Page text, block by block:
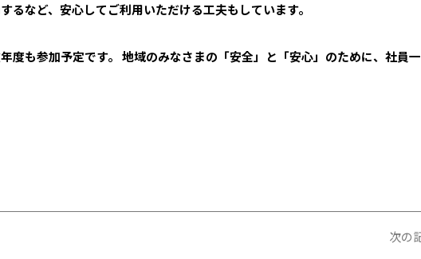
など、安心してご利用いただける工夫もしています。
度も参加予定です。 地域のみなさまの「安全」と「安心」のために、社員一
次の